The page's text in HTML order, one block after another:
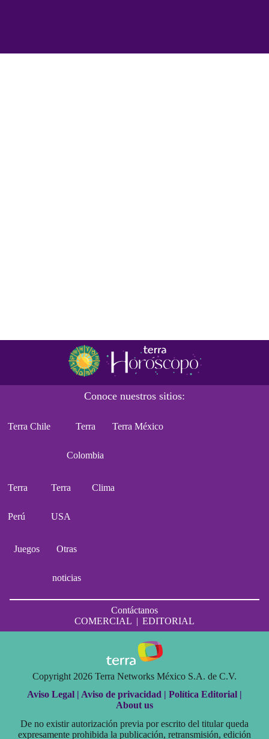
Conoce nuestros sitios:
Terra Chile Terra
Colombia
Terra México
Terra
Perú
Terra
USA
Clima
Juegos Otras
noticias
Contáctanos
COMERCIAL | EDITORIAL
Copyright 2026 Terra Networks México S.A. de C.V.
Aviso Legal | Aviso de privacidad | Política Editorial |
About us
De no existir autorización previa por escrito del titular queda
expresamente prohibida la publicación, retransmisión, edición